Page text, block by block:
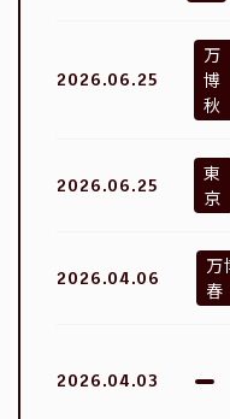
2026.06.25
万
博
秋
2026.06.25
東
京
2026.04.06
万
春
2026.04.03